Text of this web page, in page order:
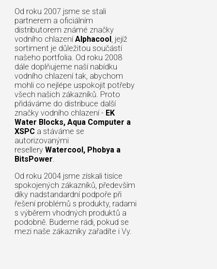
Od roku 2007 jsme se stali
partnerem a oficiálním
distributorem známé značky
vodního chlazení Alphacool, jejíž
sortiment je důležitou součástí
našeho portfolia. Od roku 2008
dále doplňujeme naší nabídku
vodního chlazení tak, abychom
mohli co nejlépe uspokojit potřeby
všech našich zákazníků. Proto
přidáváme do distribuce další
značky vodního chlazení - EK
Water Blocks, Aqua Computer a
XSPC a stáváme se
autorizovanými
resellery Watercool, Phobya a
BitsPower.
Od roku 2004 jsme získali tisíce
spokojených zákazníků, především
díky nadstandardní podpoře při
řešení problémů s produkty, radami
s výběrem vhodných produktů a
podobně. Budeme rádi, pokud se
mezi naše zákazníky zařadíte i Vy.